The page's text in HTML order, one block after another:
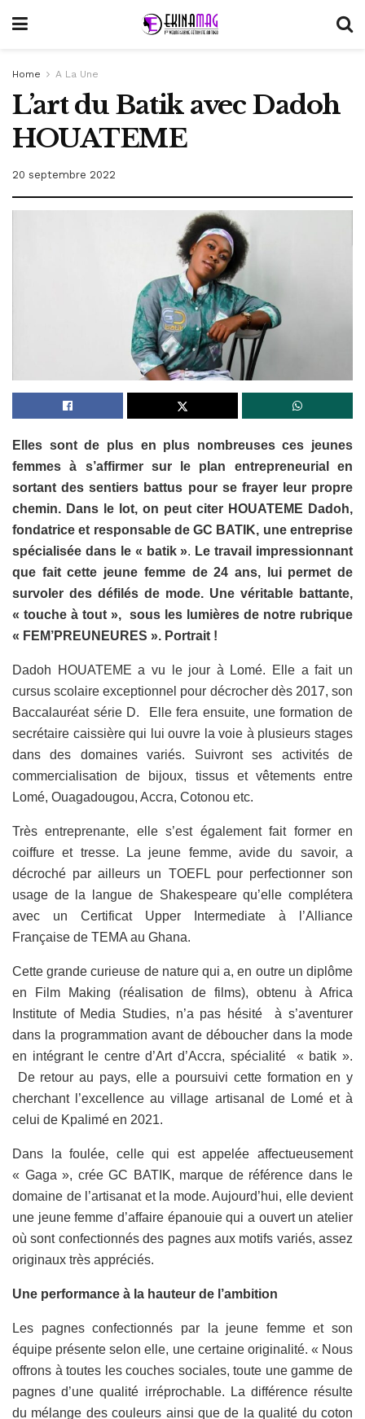
Home A La Une
L’art du Batik avec Dadoh
HOUATEME
20 septembre 2022
Elles sont de plus en plus nombreuses ces jeunes
femmes à s’affirmer sur le plan entrepreneurial en
sortant des sentiers battus pour se frayer leur propre
chemin. Dans le lot, on peut citer HOUATEME Dadoh,
fondatrice et responsable de GC BATIK, une entreprise
spécialisée dans le « batik ». Le travail impressionnant
que fait cette jeune femme de 24 ans, lui permet de
survoler des défilés de mode. Une véritable battante,
« touche à tout », sous les lumières de notre rubrique
« FEM’PREUNEURES ». Portrait !
Dadoh HOUATEME a vu le jour à Lomé. Elle a fait un
cursus scolaire exceptionnel pour décrocher dès 2017, son
Baccalauréat série D. Elle fera ensuite, une formation de
secrétaire caissière qui lui ouvre la voie à plusieurs stages
dans des domaines variés. Suivront ses activités de
commercialisation de bijoux, tissus et vêtements entre
Lomé, Ouagadougou, Accra, Cotonou etc.
Très entreprenante, elle s’est également fait former en
coiffure et tresse. La jeune femme, avide du savoir, a
décroché par ailleurs un TOEFL pour perfectionner son
usage de la langue de Shakespeare qu’elle complétera
avec un Certificat Upper Intermediate à l’Alliance
Française de TEMA au Ghana.
Cette grande curieuse de nature qui a, en outre un diplôme
en Film Making (réalisation de films), obtenu à Africa
Institute of Media Studies, n’a pas hésité à s’aventurer
dans la programmation avant de déboucher dans la mode
en intégrant le centre d’Art d’Accra, spécialité « batik ».
De retour au pays, elle a poursuivi cette formation en y
cherchant l’excellence au village artisanal de Lomé et à
celui de Kpalimé en 2021.
Dans la foulée, celle qui est appelée affectueusement
« Gaga », crée GC BATIK, marque de référence dans le
domaine de l’artisanat et la mode. Aujourd’hui, elle devient
une jeune femme d’affaire épanouie qui a ouvert un atelier
où sont confectionnés des pagnes aux motifs variés, assez
originaux très appréciés.
Une performance à la hauteur de l’ambition
Les pagnes confectionnés par la jeune femme et son
équipe présente selon elle, une certaine originalité. « Nous
offrons à toutes les couches sociales, toute une gamme de
pagnes d’une qualité irréprochable. La différence résulte
du mélange des couleurs ainsi que de la qualité du coton